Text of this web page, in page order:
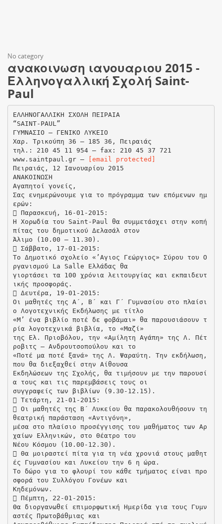
No category
ανακοινωση ιανουαριου 2015 -
Ελληνογαλλική Σχολή Saint-
Paul
ΕΛΛΗΝΟΓΑΛΛΙΚΗ ΣΧΟΛΗ ΠΕΙΡΑΙΑ
“SAINT-PAUL”
ΓΥΜΝΑΣΙΟ – ΓΕΝΙΚΟ ΛΥΚΕΙΟ
Χαρ. Τρικούπη 36 – 185 36, Πειραιάς
τηλ.: 210 45 11 954 – fax: 210 45 37 721
www.saintpaul.gr –
[email protected]
Πειραιάς, 12 Ιανουαρίου 2015
ΑΝΑΚΟΙΝΩΣΗ
Αγαπητοί γονείς,
Σας ενημερώνουμε για το πρόγραμμα των επόμενων ημ
ερών:
 Παρασκευή, 16-01-2015:
Η Χορωδία του Saint-Paul θα συμμετάσχει στην κοπή
πίτας του δημοτικού Δελασάλ στον
Άλιμο (10.00 – 11.30).
 Σάββατο, 17-01-2015:
Το Δημοτικό σχολείο «’Αγιος Γεώργιος» Σύρου του Ο
ργανισμού La Salle Ελλάδας θα
γιορτάσει τα 100 χρόνια λειτουργίας και εκπαιδευτ
ικής προσφοράς.
 Δευτέρα, 19-01-2015:
Οι μαθητές της Α΄, Β΄ και Γ΄ Γυμνασίου στο πλαίσι
ο Λογοτεχνικής Εκδήλωσης με τίτλο
«Μ’ ένα βιβλίο ποτέ δε φοβάμαι» θα παρουσιάσουν τ
ρία λογοτεχνικά βιβλία, το «Μαζί»
της Ελ. Πριοβόλου, την «Αμίλητη Αγάπη» της Λ. Πέτ
ροβιτς – Ανδρουτσοπούλου και το
«Ποτέ μα ποτέ ξανά» της Λ. Ψαραύτη. Την εκδήλωση,
που θα διεξαχθεί στην Αίθουσα
Εκδηλώσεων της Σχολής, θα τιμήσουν με την παρουσί
α τους και τις παρεμβάσεις τους οι
συγγραφείς των βιβλίων (9.30-12.15).
 Τετάρτη, 21-01-2015:
 Οι μαθητές της Β΄ Λυκείου θα παρακολουθήσουν τη
θεατρική παράσταση «Αντιγόνη»,
μέσα στο πλαίσιο προσέγγισης του μαθήματος των Αρ
χαίων Ελληνικών, στο Θέατρο του
Νέου Κόσμου (10.00-12.30).
 Θα μοιραστεί πίτα για τη νέα χρονιά στους μαθητ
ές Γυμνασίου και Λυκείου την 6 η ώρα.
Το δώρο για το φλουρί του κάθε τμήματος είναι προ
σφορά του Συλλόγου Γονέων και
Κηδεμόνων.
 Πέμπτη, 22-01-2015:
Θα διοργανωθεί επιμορφωτική Ημερίδα για τους Γυμν
αστές Πρωτοβάθμιας και